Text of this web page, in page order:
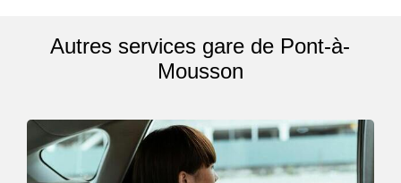
Autres services gare de Pont-à-
Mousson